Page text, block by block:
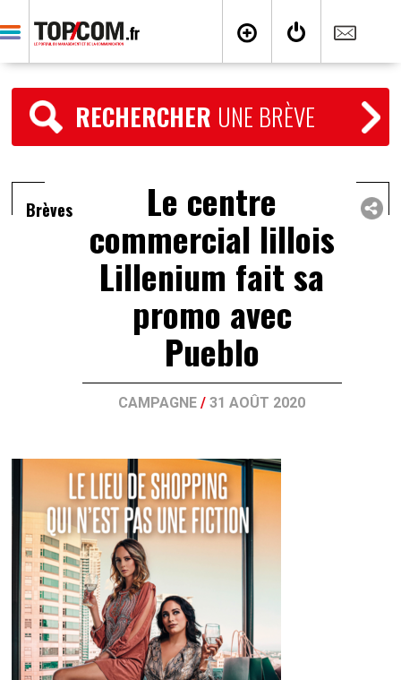
RECHERCHER UNE BRÈVE
Brèves Le centre
commercial lillois
Lillenium fait sa
promo avec
Pueblo
CAMPAGNE /31 AOÛT 2020